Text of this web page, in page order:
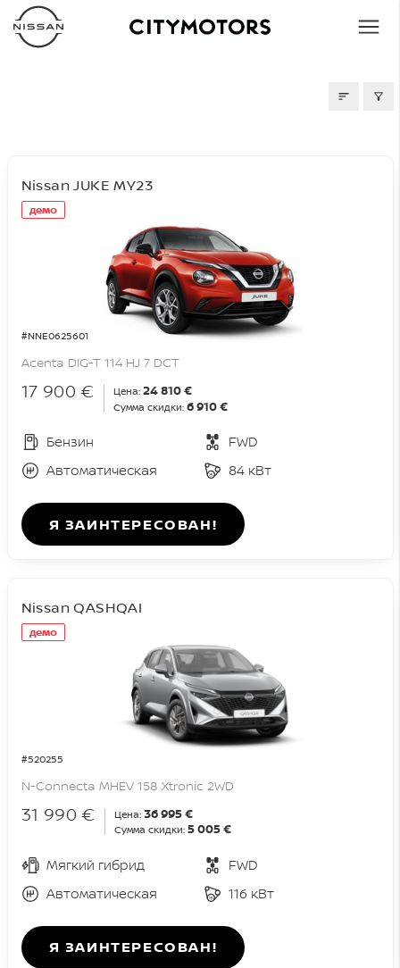
демо
#NNE0625601
Nissan JUKE MY23
Acenta DIG-T 114 HJ 7 DCT
17 900 € Цена: 24 810 €
Сумма скидки: 6 910 €
Бензин
FWD
Автоматическая
84 кВт
Я ЗАИНТЕРЕСОВАН!
демо
#520255
Nissan QASHQAI
N-Connecta MHEV 158 Xtronic 2WD
31 990 € Цена: 36 995 €
Сумма скидки: 5 005 €
Мягкий гибрид
FWD
Автоматическая
116 кВт
Я ЗАИНТЕРЕСОВАН!